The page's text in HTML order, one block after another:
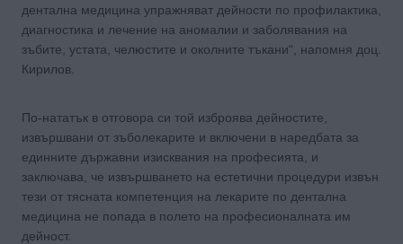
дентална медицина упражняват дейности по профилактика,
диагностика и лечение на аномалии и заболявания на
зъбите, устата, челюстите и околните тъкани“, напомня доц.
Кирилов.
По-нататък в отговора си той изброява дейностите,
извършвани от зъболекарите и включени в наредбата за
единните държавни изисквания на професията, и
заключава, че извършването на естетични процедури извън
тези от тясната компетенция на лекарите по дентална
медицина не попада в полето на професионалната им
дейност.